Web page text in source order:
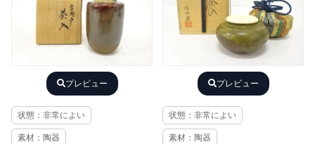
プレビュー
状態：非常によい
素材：陶器
プレビュー
状態：非常によい
素材：陶器